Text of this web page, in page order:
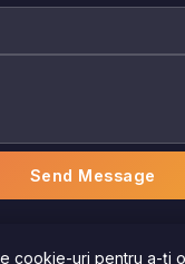
Send Message
cookie-uri pentru a-ți